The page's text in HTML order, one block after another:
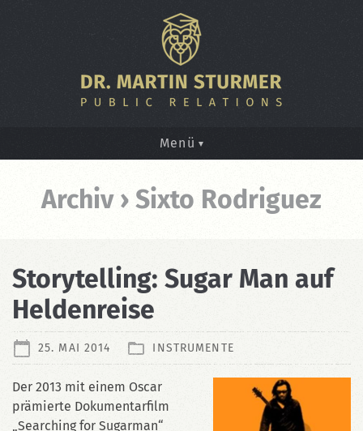
Menü
Archiv › Sixto Rodriguez
Storytelling: Sugar Man auf
Heldenreise
25. MAI 2014 INSTRUMENTE
Der 2013 mit einem Oscar
prämierte Dokumentarfilm
„Searching for Sugarman“